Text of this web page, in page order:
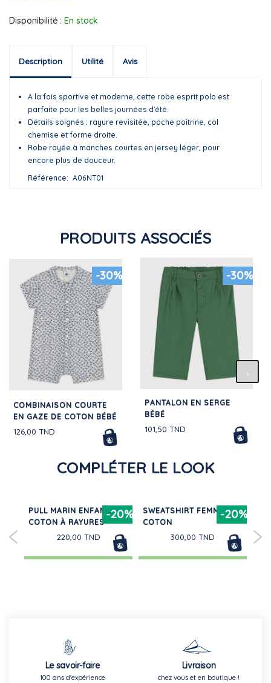
Disponibilité : En stock
Description Utilité Avis
A la fois sportive et moderne, cette robe esprit polo est
parfaite pour les belles journées d'été.
Détails soignés : rayure revisitée, poche poitrine, col
chemise et forme droite.
Robe rayée à manches courtes en jersey léger, pour
encore plus de douceur.
Référence
A06NT01
PRODUITS ASSOCIÉS
-30%
COMBINAISON COURTE
EN GAZE DE COTON BÉBÉ
126,00 TND
-30%
PANTALON EN SERGE
BÉBÉ
101,50 TND
COMPLÉTER LE LOOK
-20%
PULL MARIN ENFANT EN
COTON À RAYURES
220,00 TND
-20%
SWEATSHIRT FEMME EN
COTON
300,00 TND
Le savoir-faire
100 ans d'expérience
Livraison
chez vous et en boutique !